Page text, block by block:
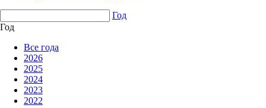
Год
Год
Все года
2026
2025
2024
2023
2022